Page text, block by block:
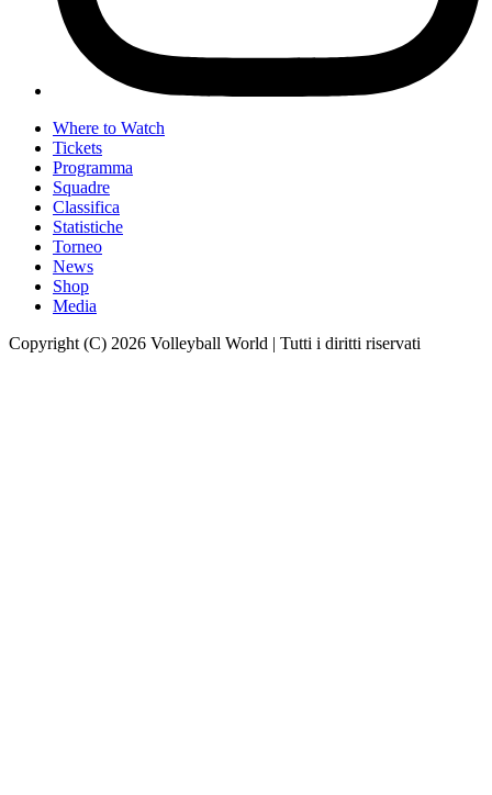
Where to Watch
Tickets
Programma
Squadre
Classifica
Statistiche
Torneo
News
Shop
Media
Copyright (C) 2026 Volleyball World | Tutti i diritti riservati